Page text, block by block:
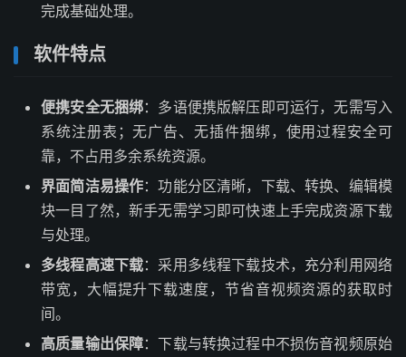
完成基础处理。
软件特点
便携安全无捆绑：多语便携版解压即可运行，无需写入
系统注册表；无广告、无插件捆绑，使用过程安全可
靠，不占用多余系统资源。
界面简洁易操作：功能分区清晰，下载、转换、编辑模
块一目了然，新手无需学习即可快速上手完成资源下载
与处理。
多线程高速下载：采用多线程下载技术，充分利用网络
带宽，大幅提升下载速度，节省音视频资源的获取时
间。
高质量输出保障：下载与转换过程中不损伤音视频原始